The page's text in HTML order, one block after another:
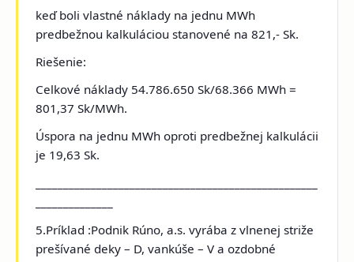
keď boli vlastné náklady na jednu MWh
predbežnou kalkuláciou stanovené na 821,- Sk.
Riešenie:
Celkové náklady 54.786.650 Sk/68.366 MWh =
801,37 Sk/MWh.
Úspora na jednu MWh oproti predbežnej kalkulácii
je 19,63 Sk.
5.Príklad :Podnik Rúno, a.s. vyrába z vlnenej striže
prešívané deky – D, vankúše – V a ozdobné